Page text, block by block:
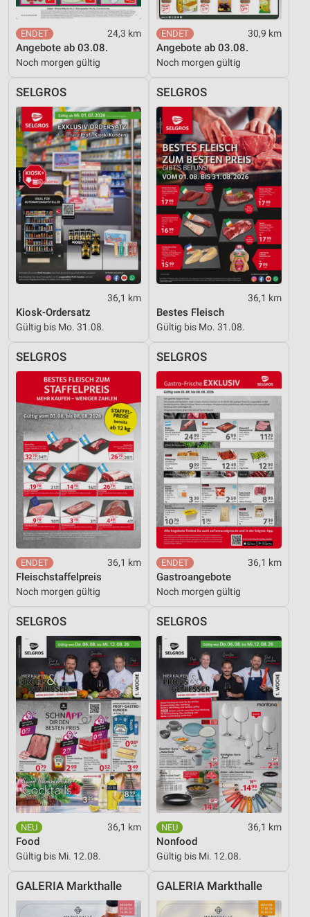
24,3 km
Angebote ab 03.08.
Noch morgen gültig
30,9 km
Angebote ab 03.08.
Noch morgen gültig
SELGROS
36,1 km
Kiosk-Ordersatz
Gültig bis Mo. 31.08.
SELGROS
36,1 km
Bestes Fleisch
Gültig bis Mo. 31.08.
SELGROS
36,1 km
Fleischstaffelpreis
Noch morgen gültig
SELGROS
36,1 km
Gastroangebote
Noch morgen gültig
SELGROS
36,1 km
Food
Gültig bis Mi. 12.08.
SELGROS
36,1 km
Nonfood
Gültig bis Mi. 12.08.
GALERIA Markthalle GALERIA Markthalle